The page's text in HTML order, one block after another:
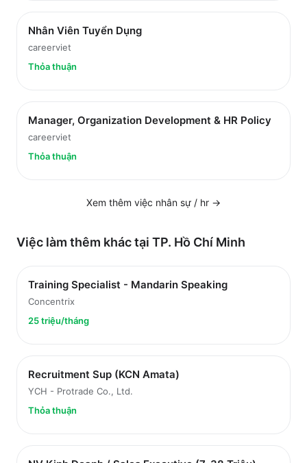
Nhân Viên Tuyển Dụng
careerviet
Thỏa thuận
Manager, Organization Development & HR Policy
careerviet
Thỏa thuận
Xem thêm việc nhân sự / hr →
Việc làm thêm khác tại TP. Hồ Chí Minh
Training Specialist - Mandarin Speaking
Concentrix
25 triệu/tháng
Recruitment Sup (KCN Amata)
YCH - Protrade Co., Ltd.
Thỏa thuận